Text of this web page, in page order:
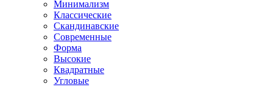
Минимализм
Классические
Скандинавские
Современные
Форма
Высокие
Квадратные
Угловые